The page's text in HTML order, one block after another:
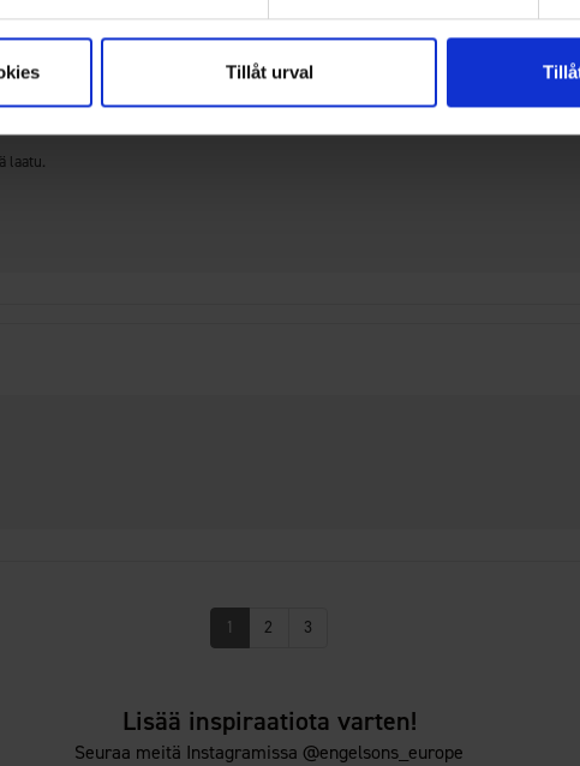
Tillåt urval
laatu.
1 2 3
Lisää inspiraatiota varten!
Seuraa meitä Instagramissa @engelsons_europe